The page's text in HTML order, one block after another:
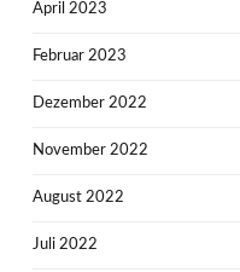
April 2023
Februar 2023
Dezember 2022
November 2022
August 2022
Juli 2022